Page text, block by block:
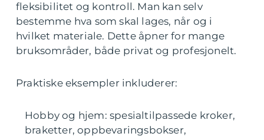
fleksibilitet og kontroll. Man kan selv
bestemme hva som skal lages, når og i
hvilket materiale. Dette åpner for mange
bruksområder, både privat og profesjonelt.
Praktiske eksempler inkluderer:
Hobby og hjem: spesialtilpassede kroker,
braketter, oppbevaringsbokser,